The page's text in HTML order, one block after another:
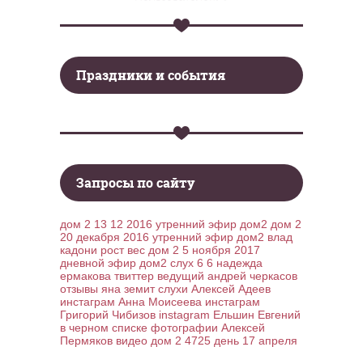
Праздники и события
Запросы по сайту
дом 2 13 12 2016 утренний эфир дом2 дом 2
20 декабря 2016 утренний эфир дом2 влад
кадони рост вес дом 2 5 ноября 2017
дневной эфир дом2 слух 6 6 надежда
ермакова твиттер ведущий андрей черкасов
отзывы яна земит слухи Алексей Адеев
инстаграм Анна Моисеева инстаграм
Григорий Чибизов instagram Ельшин Евгений
в черном списке фотографии Алексей
Пермяков видео дом 2 4725 день 17 апреля